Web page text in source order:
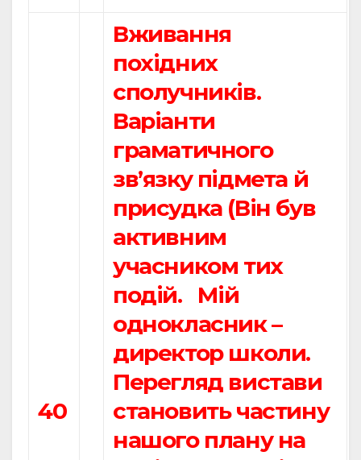
40
Вживання
похідних
сполучників.
Варіанти
граматичного
зв’язку підмета й
присудка (Він був
активним
учасником тих
подій. Мій
однокласник –
директор школи.
Перегляд вистави
становить частину
нашого плану на